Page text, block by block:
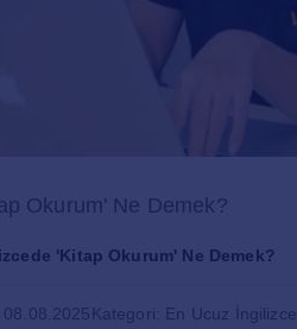
Okurum' Ne Demek?
'Kitap Okurum' Ne Demek?
08.08.2025Kategori: En Ucuz İngilizce